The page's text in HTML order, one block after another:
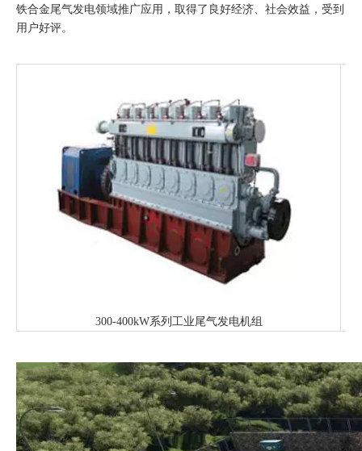
铁合金尾气发电领域推广应用，取得了良好经济、社会效益，受到
用户好评。
300-400kW系列工业尾气发电机组